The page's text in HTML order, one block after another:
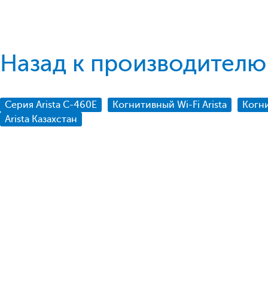
Назад к
Серия Arista C-460E Когнитивный Wi-Fi Arista
Arista Казахстан